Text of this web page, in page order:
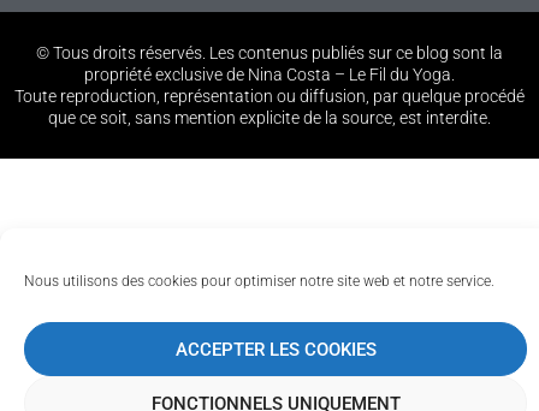
Nous utilisons des cookies pour optimiser notre site web et notre service.
ACCEPTER LES COOKIES
FONCTIONNELS UNIQUEMENT
© Tous droits réservés. Les contenus publiés sur ce blog sont la
propriété exclusive de Nina Costa – Le Fil du Yoga.
Toute reproduction, représentation ou diffusion, par quelque procédé
que ce soit, sans mention explicite de la source, est interdite.